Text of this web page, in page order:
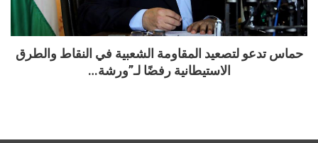
حماس تدعو لتصعيد المقاومة الشعبية في النقاط والطرق
الاستيطانية رفضًا لـ”ورشة…